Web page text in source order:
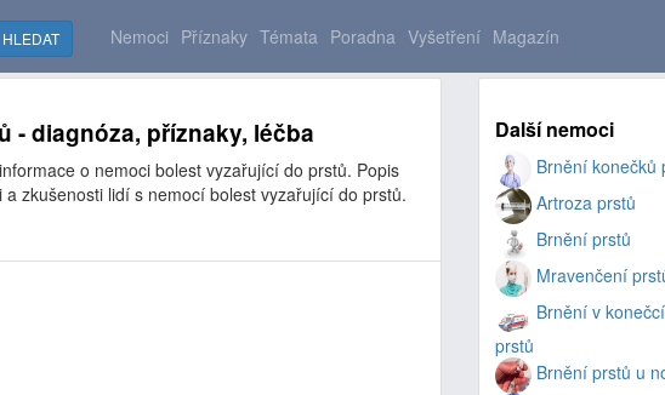
HLEDAT Nemoci Příznaky Témata Poradna Vyšetření Magazín
- diagnóza, příznaky, léčba
o nemoci bolest vyzařující do prstů. Popis
zkušenosti lidí s nemocí bolest vyzařující do prstů.
Další nemoci
Brnění konečků
Artroza prstů
Brnění prstů
Mravenčení
Brnění v
prstů
Brnění prstů u